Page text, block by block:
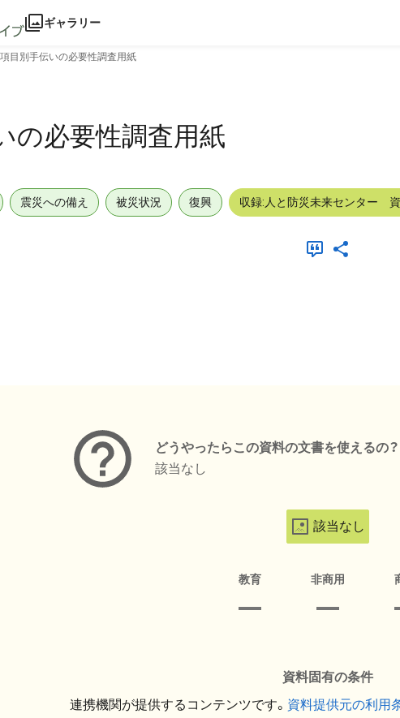
ギャラリー
項目別手伝いの必要性調査用紙
の必要性調査用紙
震災への備え 被災状況 復興 収録:人と防災未来センター
どうやったらこの資料の文書を使えるの？
該当なし
該当なし
教育 非商用
資料固有の条件
連携機関が提供するコンテンツです。 資料提供元の利用